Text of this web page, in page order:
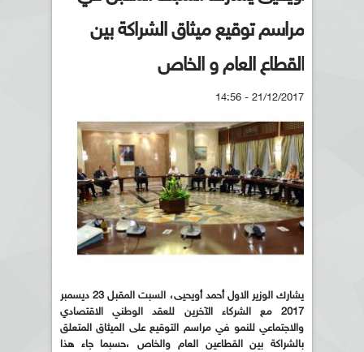
مراسم توقيع ميثاق الشراكة بين
القطاع العام و الخاص
21/12/2017 - 14:56
يشارك الوزير الاول أحمد أويحيى، السبت المقبل 23 ديسمبر
2017 مع الشركاء الآخرين للعقد الوطني الاقتصادي
والاجتماعي للنمو في مراسم التوقيع على الميثاق المتعلق
بالشراكة بين القطاعين العام والخاص ،حسبما جاء هذا